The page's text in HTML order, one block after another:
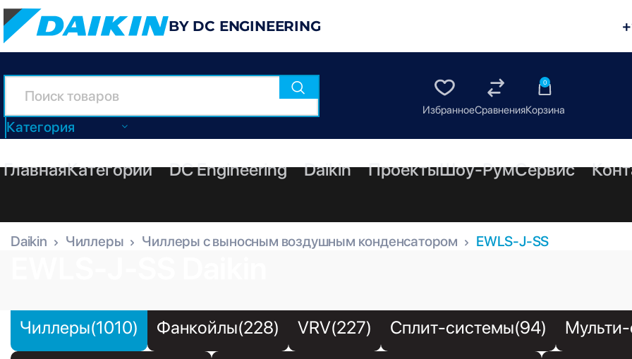
BY DC ENGINEERING
Категория
0
ГлавнаяКатегории DC Engineering Daikin ПроектыШоу-РумСервис
Daikin Чиллеры Чиллеры с выносным воздушным конденсатором EWLS-J-SS
Чиллеры(1010) Фанкойлы(228) VRV(227) Сплит-системы(94)